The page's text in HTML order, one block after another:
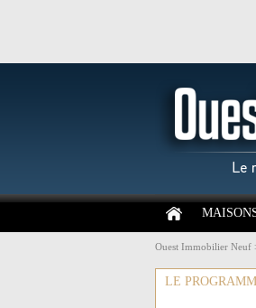
Ouest Immobilier Neuf
LE